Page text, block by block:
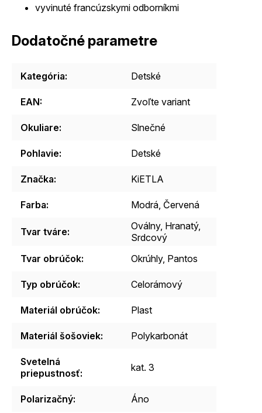
vyvinuté francúzskymi odborníkmi
Dodatočné parametre
Kategória: Detské
EAN: Zvoľte variant
Okuliare: Slnečné
Pohlavie: Detské
Značka: KiETLA
Farba: Modrá, Červená
Tvar tváre:
Oválny, Hranatý,
Srdcový
Tvar obrúčok: Okrúhly, Pantos
Typ obrúčok: Celorámový
Materiál obrúčok: Plast
Materiál šošoviek: Polykarbonát
Svetelná
priepustnosť: kat. 3
Polarizačný: Áno